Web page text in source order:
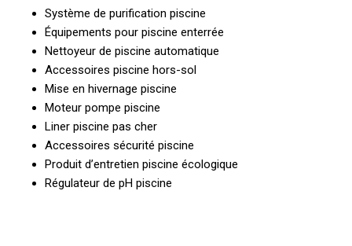
Système de purification piscine
Équipements pour piscine enterrée
Nettoyeur de piscine automatique
Accessoires piscine hors-sol
Mise en hivernage piscine
Moteur pompe piscine
Liner piscine pas cher
Accessoires sécurité piscine
Produit d’entretien piscine écologique
Régulateur de pH piscine